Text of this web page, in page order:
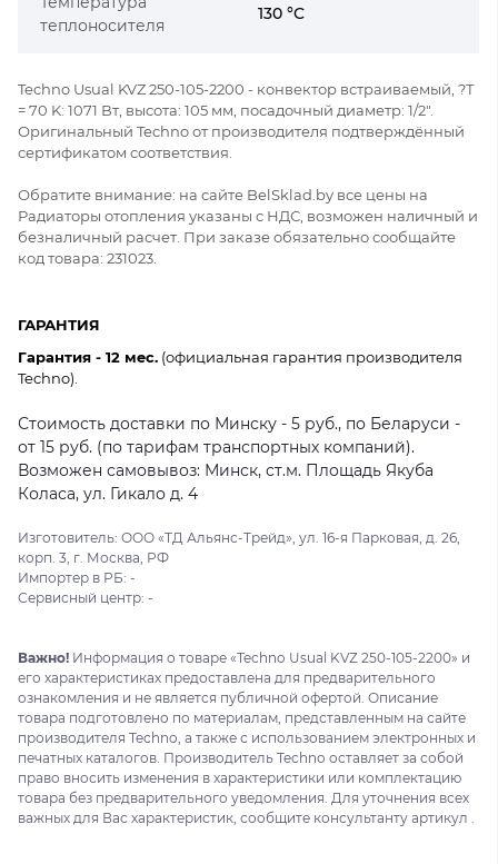
теплоносителя
130 °C
Techno Usual KVZ 250-105-2200 - конвектор встраиваемый, ?Т
= 70 K: 1071 Вт, высота: 105 мм, посадочный диаметр: 1/2".
Оригинальный Techno от производителя подтверждённый
сертификатом соответствия.
Обратите внимание: на сайте BelSklad.by все цены на
Радиаторы отопления указаны с НДС, возможен наличный и
безналичный расчет. При заказе обязательно сообщайте
код товара: 231023.
ГАРАНТИЯ
Гарантия - 12 мес. (официальная гарантия производителя
Techno).
Стоимость доставки по Минску - 5 руб., по Беларуси -
от 15 руб. (по тарифам транспортных компаний).
Возможен самовывоз: Минск, ст.м. Площадь Якуба
Коласа, ул. Гикало д. 4
Изготовитель: ООО «ТД Альянс-Трейд», ул. 16-я Парковая, д. 26,
корп. 3, г. Москва, РФ
Импортер в РБ: -
Сервисный центр: -
Важно! Информация о товаре «Techno Usual KVZ 250-105-2200» и
его характеристиках предоставлена для предварительного
ознакомления и не является публичной офертой. Описание
товара подготовлено по материалам, представленным на сайте
производителя Techno, а также с использованием электронных и
печатных каталогов. Производитель Techno оставляет за собой
право вносить изменения в характеристики или комплектацию
товара без предварительного уведомления. Для уточнения всех
важных для Вас характеристик, сообщите консультанту артикул .